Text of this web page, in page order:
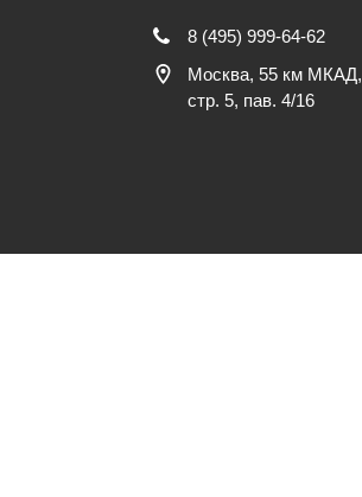
8 (495) 999-64-62
Москва, 55 км МКАД,
стр. 5, пав. 4/16